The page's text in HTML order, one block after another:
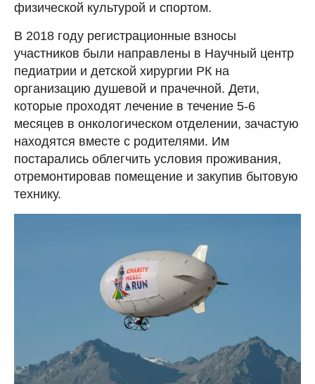
физической культурой и спортом.
В 2018 году регистрационные взносы
участников были направлены в Научный центр
педиатрии и детской хирургии РК на
организацию душевой и прачечной. Дети,
которые проходят лечение в течение 5-6
месяцев в онкологическом отделении, зачастую
находятся вместе с родителями. Им
постарались облегчить условия проживания,
отремонтировав помещение и закупив бытовую
технику.